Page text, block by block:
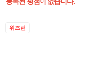
위즈런